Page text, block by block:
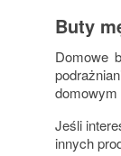
Buty
Domowe
Jeśli
innych